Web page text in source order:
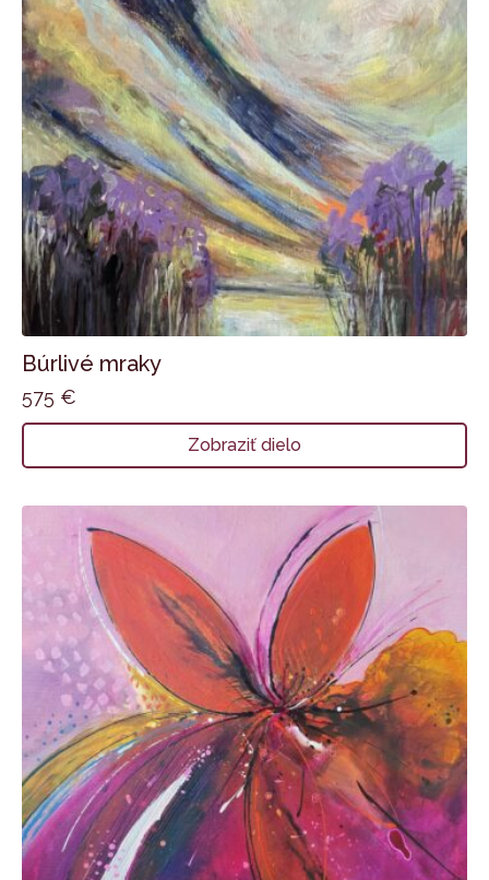
Búrlivé mraky
575 €
Zobraziť dielo